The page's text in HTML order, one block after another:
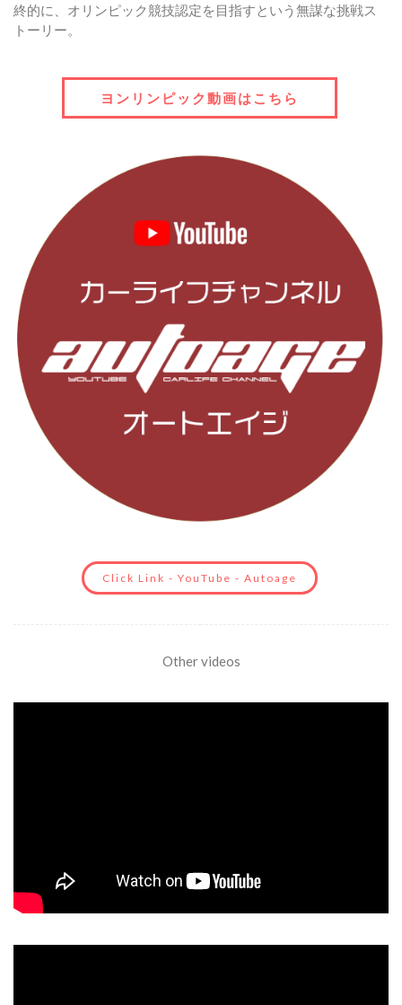
終的に、オリンピック競技認定を目指すという無謀な挑戦ス
トーリー。
ヨンリンピック動画はこちら
Click Link - YouTube - Autoage
Other videos